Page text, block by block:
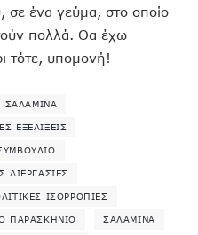
σε ένα γεύμα, στο οποίο
πολλά. Θα έχω
τότε, υπομονή!
ΣΑΛΑΜΊΝΑ
ΕΞΕΛΊΞΕΙΣ
ΔΙΕΡΓΑΣΊΕΣ
ΙΣΟΡΡΟΠΊΕΣ
ΠΑΡΑΣΚΉΝΙΟ ΣΑΛΑΜΊΝΑ